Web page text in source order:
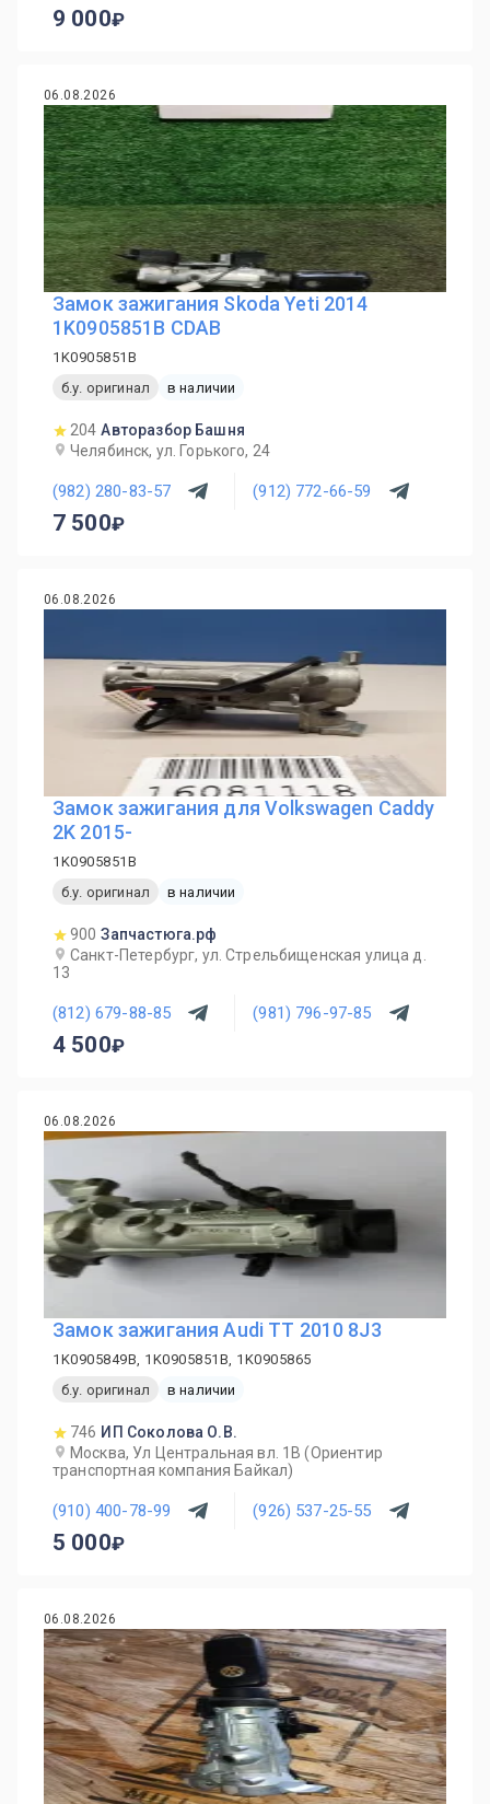
9 000
06.08.2026
Замок зажигания Skoda Yeti 2014
1K0905851B CDAB
1K0905851B
б.у. оригинал
в наличии
204 Авторазбор Башня
Челябинск, ул. Горького, 24
(982) 280-83-57 (912) 772-66-59
7 500
06.08.2026
Замок зажигания для Volkswagen Caddy
2K 2015-
1K0905851B
б.у. оригинал
в наличии
900 Запчастюга.рф
Санкт-Петербург, ул. Стрельбищенская улица д.
13
(812) 679-88-85 (981) 796-97-85
4 500
06.08.2026
Замок зажигания Audi TT 2010 8J3
1K0905849B, 1K0905851B, 1K0905865
б.у. оригинал
в наличии
746 ИП Соколова О.В.
Москва, Ул Центральная вл. 1В (Ориентир
транспортная компания Байкал)
(910) 400-78-99 (926) 537-25-55
5 000
06.08.2026